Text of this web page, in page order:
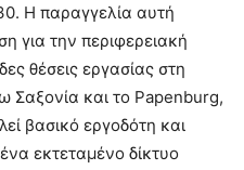
Η παραγγελία αυτή
για την περιφερειακή
θέσεις εργασίας στη
Σαξονία και το Papenburg,
βασικό εργοδότη και
εκτεταμένο δίκτυο